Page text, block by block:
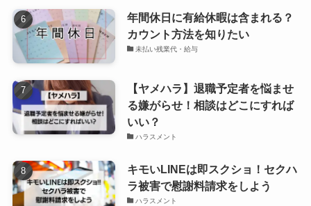
年間休日に有給休暇は含まれる？
カウント方法を知りたい
未払い残業代・給与
【ヤメハラ】退職予定者を悩ませ
る嫌がらせ！相談はどこにすれば
いい？
ハラスメント
キモいLINEは即スクショ！セクハ
ラ被害で慰謝料請求をしよう
ハラスメント